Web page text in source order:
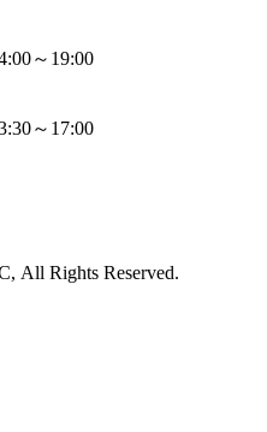
～19:00
～17:00
All Rights Reserved.